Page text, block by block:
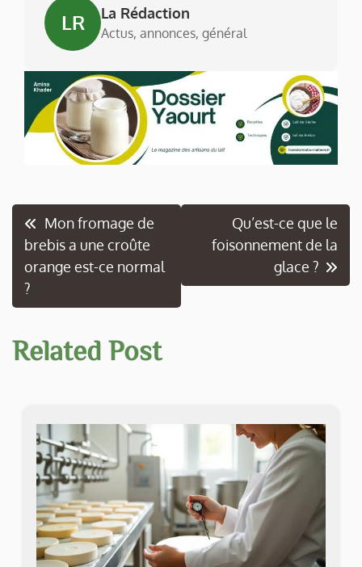
LR La Rédaction
Actus, annonces, général
Navigation
de
l’article
Mon fromage de
brebis a une croûte
orange est-ce normal
?
Qu’est-ce que le
foisonnement de la
glace ?
Related Post